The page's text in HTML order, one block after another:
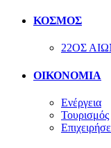
ΚΟΣΜΟΣ
22ΟΣ
ΟΙΚΟΝΟΜΙΑ
Ενέργεια
Τουρισμός